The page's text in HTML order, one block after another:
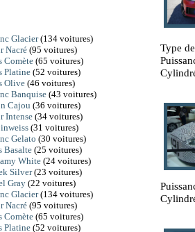
Type
Glacier(134 voitures)
Nacré(95 voitures)
Comète(65 voitures)
Platine(52 voitures)
Olive(46 voitures)
Banquise(43 voitures)
Cajou (36 voitures)
Intense(34 voitures)
(31 voitures)
Gelato (30 voitures)
Basalte(25 voitures)
White(24 voitures)
Silver(23 voitures)
Gray(22 voitures)
Glacier(134 voitures)
Nacré(95 voitures)
Comète(65 voitures)
Platine(52 voitures)